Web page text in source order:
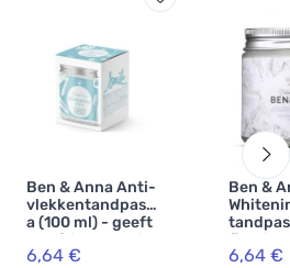
Ben & Anna Anti-
vlekkentandpast
a (100 ml) - geeft
een fris gevoel in
de mond
6,64 €
Ben &
fluoride
met
6,64 €